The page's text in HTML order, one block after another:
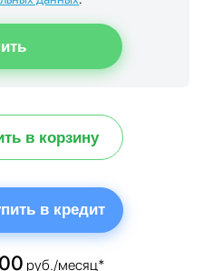
в корзину
в кредит
руб./месяц*